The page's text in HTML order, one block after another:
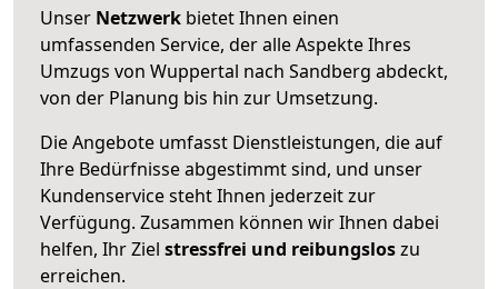
Unser Netzwerk bietet Ihnen einen
umfassenden Service, der alle Aspekte Ihres
Umzugs von Wuppertal nach Sandberg abdeckt,
von der Planung bis hin zur Umsetzung.
Die Angebote umfasst Dienstleistungen, die auf
Ihre Bedürfnisse abgestimmt sind, und unser
Kundenservice steht Ihnen jederzeit zur
Verfügung. Zusammen können wir Ihnen dabei
helfen, Ihr Ziel stressfrei und reibungsloszu
erreichen.